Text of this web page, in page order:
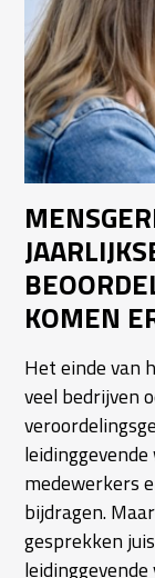
KOMEN
Het einde van
veel bedrijven
medewerkers
bijdragen.
gesprekken